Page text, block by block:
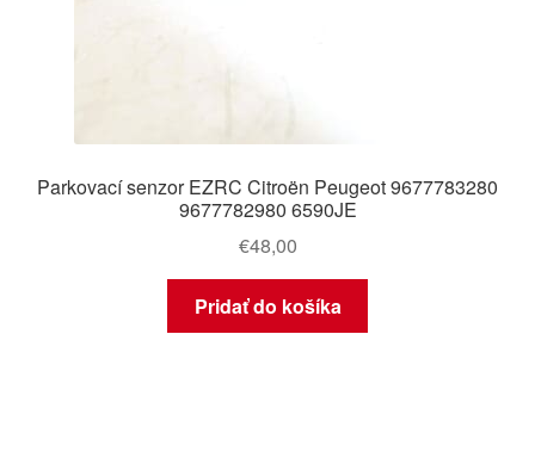
Parkovací senzor EZRC Citroën Peugeot 9677783280
9677782980 6590JE
€48,00
Pridať do košíka